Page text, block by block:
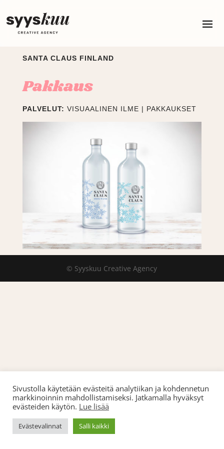
SANTA CLAUS FINLAND
Pakkaus
PALVELUT: VISUAALINEN ILME | PAKKAUKSET
© Syyskuu Creative Agency
Sivustolla käytetään evästeitä analytiikan ja kohdennetun
markkinoinnin mahdollistamiseksi. Jatkamalla hyväksyt
evästeiden käytön. Lue lisää
Evästevalinnat Salli kaikki